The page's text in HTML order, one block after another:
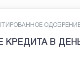
КРЕДИТА В